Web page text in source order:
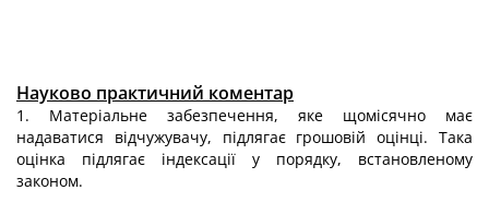
Науково практичний коментар
1. Матеріальне забезпечення, яке щомісячно має
надаватися відчужувачу, підлягає грошовій оцінці. Така
оцінка підлягає індексації у порядку, встановленому
законом.